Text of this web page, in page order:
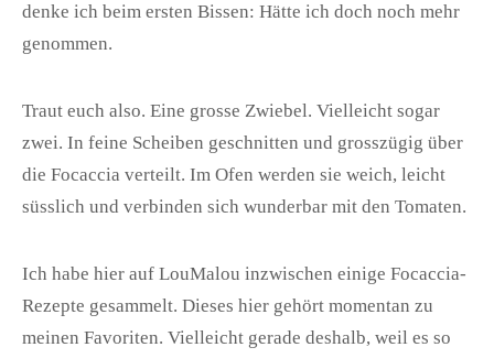
denke ich beim ersten Bissen: Hätte ich doch noch mehr
genommen.
Traut euch also. Eine grosse Zwiebel. Vielleicht sogar
zwei. In feine Scheiben geschnitten und grosszügig über
die Focaccia verteilt. Im Ofen werden sie weich, leicht
süsslich und verbinden sich wunderbar mit den Tomaten.
Ich habe hier auf LouMalou inzwischen einige Focaccia-
Rezepte gesammelt. Dieses hier gehört momentan zu
meinen Favoriten. Vielleicht gerade deshalb, weil es so